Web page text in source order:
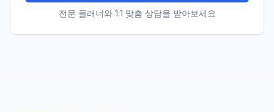
전문 플래너와 1:1 맞춤 상담을 받아보세요